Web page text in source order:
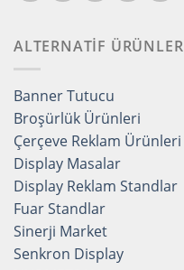
ALTERNATİF ÜRÜNLER
Banner Tutucu
Broşürlük Ürünleri
Çerçeve Reklam Ürünleri
Display Masalar
Display Reklam Standlar
Fuar Standlar
Sinerji Market
Senkron Display